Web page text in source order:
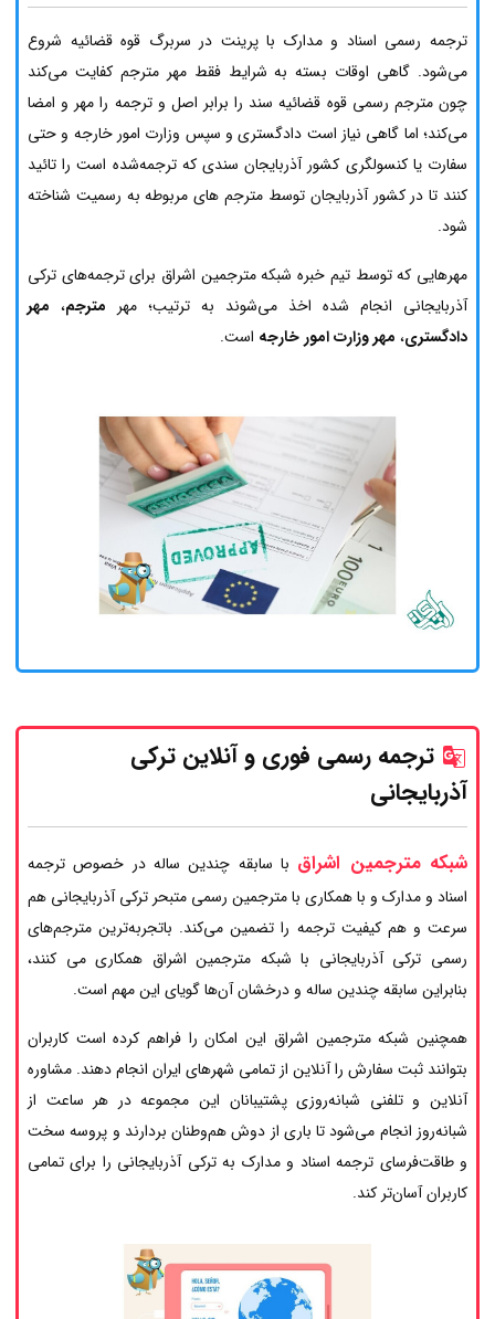
ترجمه رسمی اسناد و مدارک با پرینت در سربرگ قوه قضائیه شروع
می‌شود. گاهی اوقات بسته به شرایط فقط مهر مترجم کفایت می‌کند
چون مترجم رسمی قوه قضائیه سند را برابر اصل و ترجمه را مهر و امضا
می‌کند؛ اما گاهی نیاز است دادگستری و سپس وزارت امور خارجه و حتی
سفارت یا کنسولگری کشور آذربایجان سندی که ترجمه‌شده است را تائید
کنند تا در کشور آذربایجان توسط مترجم های مربوطه به رسمیت شناخته
شود.
مهرهایی که توسط تیم خبره شبکه مترجمین اشراق برای ترجمه‌های ترکی
آذربایجانی انجام شده اخذ می‌شوند به ترتیب؛ مهر مترجم، مهر
دادگستری، مهر وزارت امور خارجه است.
ترجمه رسمی فوری و آنلاین ترکی
آذربایجانی
شبکه مترجمین اشراق با سابقه چندین ساله در خصوص ترجمه
اسناد و مدارک و با همکاری با مترجمین رسمی متبحر ترکی آذربایجانی هم
سرعت و هم کیفیت ترجمه را تضمین می‌کند. باتجربه‌ترین مترجم‌های
رسمی ترکی آذربایجانی با شبکه مترجمین اشراق همکاری می کنند،
بنابراین سابقه چندین ساله و درخشان آن‌ها گویای این مهم است.
همچنین شبکه مترجمین اشراق این امکان را فراهم کرده است کاربران
بتوانند ثبت سفارش را آنلاین از تمامی شهرهای ایران انجام دهند. مشاوره
آنلاین و تلفنی شبانه‌روزی پشتیبانان این مجموعه در هر ساعت از
شبانه‌روز انجام می‌شود تا باری از دوش هم‌وطنان بردارند و پروسه سخت
و طاقت‌فرسای ترجمه اسناد و مدارک به ترکی آذربایجانی را برای تمامی
کاربران آسان‌تر کند.